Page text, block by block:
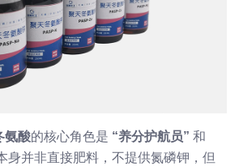
氨酸的核心角色是 “养分护航员” 和
身并非直接肥料，不提供氮磷钾，但